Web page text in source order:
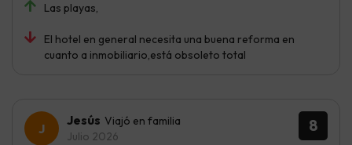
Las playas,
El hotel en general necesita una buena reforma en
cuanto a inmobiliario,está obsoleto total
8
Jesús Viajó en familia
Julio 2026